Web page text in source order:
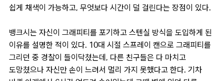
쉽게 채색이 가능하고, 무엇보다 시간이 덜 걸린다는 장점이 있다.
뱅크시는 자신이 그래피티를 포기하고 스텐실 방식을 도입하게 된
이유를 설명한 적이 있다. 10대 시절 스프레이 캔으로 그래피티를
그리던 중 경찰이 들이닥쳤는데, 다른 친구들은 다 마치고
도망쳤으나 자신만 손이 느려서 멀리 가지 못했다고 한다. 기차